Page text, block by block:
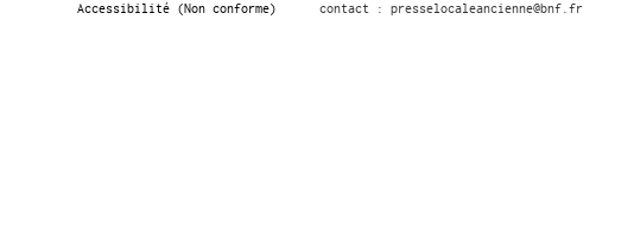
Accessibilité (Non conforme) contact : presselocaleancienne@bnf.fr